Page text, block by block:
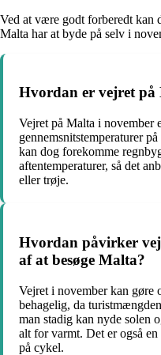
Ved at være godt forberedt kan
Malta har at byde på selv i
Hvordan er vejret på
Vejret på Malta i november
gennemsnitstemperaturer
kan dog forekomme
aftentemperaturer, så det
eller trøje.
Hvordan påvirker
af at besøge Malta?
Vejret i november kan gøre
behagelig, da
man stadig kan nyde solen
alt for varmt. Det er også
på cykel.